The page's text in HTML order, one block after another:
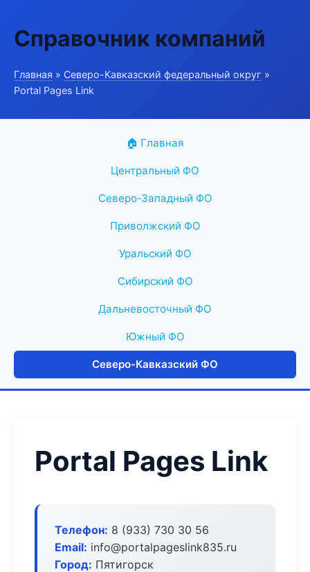
Справочник компаний
Главная » Северо-Кавказский федеральный округ »
Portal Pages Link
🏠 Главная
Центральный ФО
Северо-Западный ФО
Приволжский ФО
Уральский ФО
Сибирский ФО
Дальневосточный ФО
Южный ФО
Северо-Кавказский ФО
Portal Pages Link
Телефон: 8 (933) 730 30 56
Email: info@portalpageslink835.ru
Город: Пятигорск